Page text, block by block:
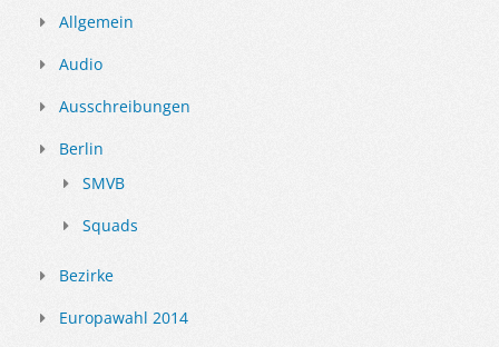
Allgemein
Audio
Ausschreibungen
Berlin
SMVB
Squads
Bezirke
Europawahl 2014